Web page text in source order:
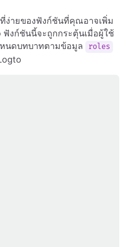
ง่ายของฟังก์ชันที่คุณอาจเพิ่ม
ฟังก์ชันนี้จะถูกกระตุ้นเมื่อผู้ใช้
นดบทบาทตามข้อมูล
roles